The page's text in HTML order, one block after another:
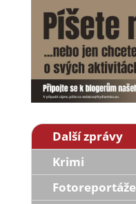
Další zprávy
Krimi
Fotoreportáže